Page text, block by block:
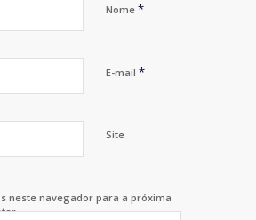
Nome *
E-mail *
Site
neste navegador para a próxima